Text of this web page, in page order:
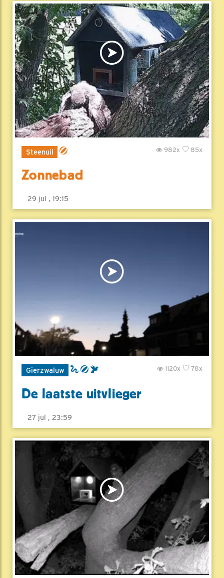
Steenuil 85x
982x
Zonnebad
29 jul , 19:15
Gierzwaluw 78x
1120x
De laatste uitvlieger
27 jul , 23:59